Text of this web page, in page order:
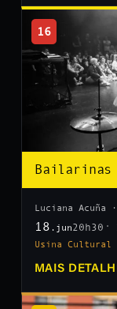
16
Bailarinas
Luciana Acuña
18 .jun20h30
Usina Cultural
MAIS